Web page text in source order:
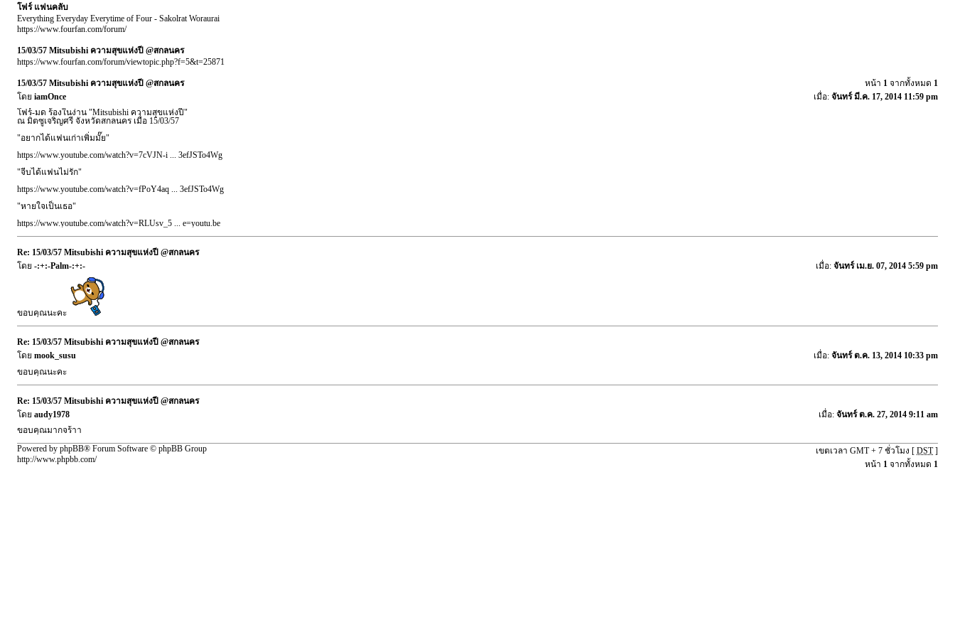
โฟร์ แฟนคลับ
Everything Everyday Everytime of Four - Sakolrat Woraurai
https://www.fourfan.com/forum/
15/03/57 Mitsubishi ความสุขแห่งปี @สกลนคร
https://www.fourfan.com/forum/viewtopic.php?f=5&t=25871
หน้า 1 จากทั้งหมด 1
15/03/57 Mitsubishi ความสุขแห่งปี @สกลนคร
เมื่อ: จันทร์ มี.ค. 17, 2014 11:59 pm
โดย iamOnce
โฟร์-มด ร้องในง่าน "Mitsubishi ความสุขแห่งปี"
ณ มิตซูเจริญศรี จังหวัดสกลนคร เมื่อ 15/03/57
"อยากได้แฟนเก่าเพิ่มมั๊ย"
https://www.youtube.com/watch?v=7cVJN-i ... 3efJSTo4Wg
"จีบได้แฟนไม่รัก"
https://www.youtube.com/watch?v=fPoY4aq ... 3efJSTo4Wg
"หายใจเป็นเธอ"
https://www.youtube.com/watch?v=RLUsv_5 ... e=youtu.be
Re: 15/03/57 Mitsubishi ความสุขแห่งปี @สกลนคร
เมื่อ: จันทร์ เม.ย. 07, 2014 5:59 pm
โดย -:+:-Palm-:+:-
ขอบคุณนะคะ
Re: 15/03/57 Mitsubishi ความสุขแห่งปี @สกลนคร
เมื่อ: จันทร์ ต.ค. 13, 2014 10:33 pm
โดย mook_susu
ขอบคุณนะคะ
Re: 15/03/57 Mitsubishi ความสุขแห่งปี @สกลนคร
เมื่อ: จันทร์ ต.ค. 27, 2014 9:11 am
โดย audy1978
ขอบคุณมากจร้าา
เขตเวลา GMT + 7 ชั่วโมง [ DST]
หน้า 1 จากทั้งหมด 1
Powered by phpBB® Forum Software © phpBB Group
http://www.phpbb.com/